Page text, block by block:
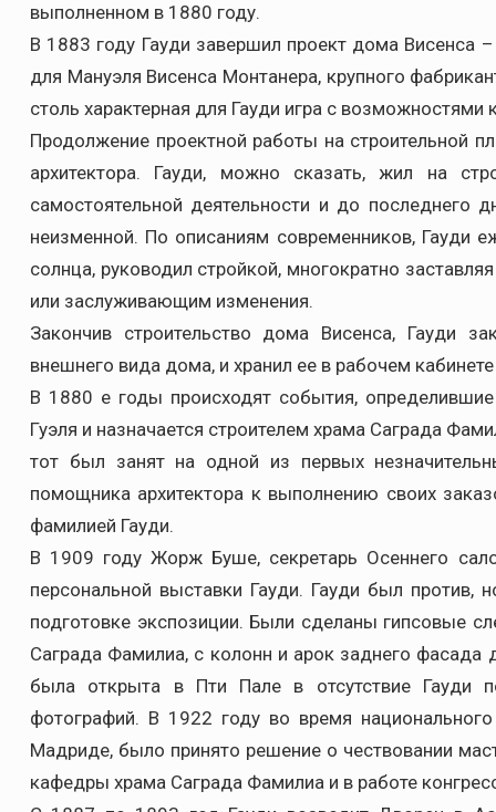
выполненном в 1880 году.
В 1883 году Гауди завершил проект дома
для Мануэля Висенса Монтанера, крупного
столь характерная для Гауди игра с возможностями
Продолжение проектной работы на строительной
архитектора. Гауди, можно сказать, жил на
самостоятельной деятельности и до последнего
неизменной. По описаниям современников,
солнца, руководил стройкой, многократно
или заслуживающим изменения.
Закончив строительство дома Висенса, Гауди
внешнего вида дома, и хранил ее в рабочем
В 1880 е годы происходят события,
Гуэля и назначается строителем храма Саграда
тот был занят на одной из первых
помощника архитектора к выполнению своих
фамилией Гауди.
В 1909 году Жорж Буше, секретарь Осеннего
персональной выставки Гауди. Гауди был против,
подготовке экспозиции. Были сделаны гипсовые
Саграда Фамилиа, с колонн и арок заднего фасада
была открыта в Пти Пале в отсутствие Гауди
фотографий. В 1922 году во время
Мадриде, было принято решение о чествовании
кафедры храма Саграда Фамилиа и в работе